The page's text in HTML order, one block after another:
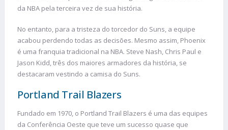
da NBA pela terceira vez de sua história.
No entanto, para a tristeza do torcedor do Suns, a equipe
acabou perdendo todas as decisões. Mesmo assim, Phoenix
é uma franquia tradicional na NBA. Steve Nash, Chris Paul e
Jason Kidd, três dos maiores armadores da história, se
destacaram vestindo a camisa do Suns.
Portland Trail Blazers
Fundado em 1970, o Portland Trail Blazers é uma das equipes
da Conferência Oeste que teve um sucesso quase que